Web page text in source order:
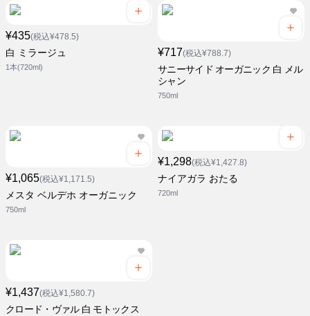
¥435(税込¥478.5)
白 ミラージュ
1本(720ml)
¥717(税込¥788.7)
サニーサイド オーガニック 白 メル
シャン
750ml
¥1,065(税込¥1,171.5)
メスタ ベルデホ オーガニック
750ml
¥1,298(税込¥1,427.8)
ナイアガラ おたる
720ml
¥1,437(税込¥1,580.7)
クロード・ヴァル 白 モトックス